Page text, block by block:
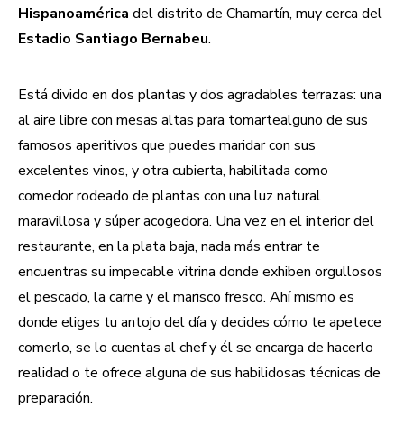
Hispanoamérica del distrito de Chamartín, muy cerca del
Estadio Santiago Bernabeu.
Está divido en dos plantas y dos agradables terrazas: una
al aire libre con mesas altas para tomartealguno de sus
famosos aperitivos que puedes maridar con sus
excelentes vinos, y otra cubierta, habilitada como
comedor rodeado de plantas con una luz natural
maravillosa y súper acogedora. Una vez en el interior del
restaurante, en la plata baja, nada más entrar te
encuentras su impecable vitrina donde exhiben orgullosos
el pescado, la carne y el marisco fresco. Ahí mismo es
donde eliges tu antojo del día y decides cómo te apetece
comerlo, se lo cuentas al chef y él se encarga de hacerlo
realidad o te ofrece alguna de sus habilidosas técnicas de
preparación.